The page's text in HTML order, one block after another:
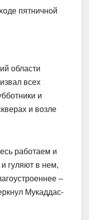
пятничной
области
всех
и
и возле
работаем и
гуляют в нем,
–
Мукаддас-